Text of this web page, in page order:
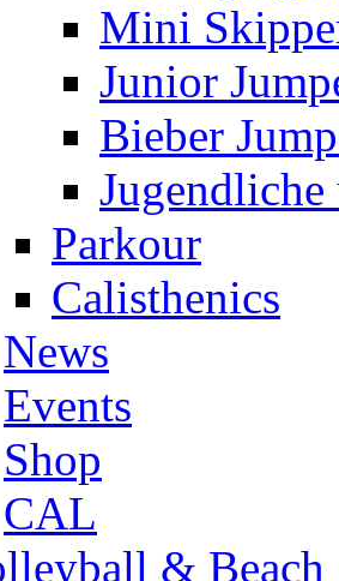
Mini
Junior
Bieber
Jugendliche
Parkour
Calisthenics
News
Events
Shop
CAL
& Beach